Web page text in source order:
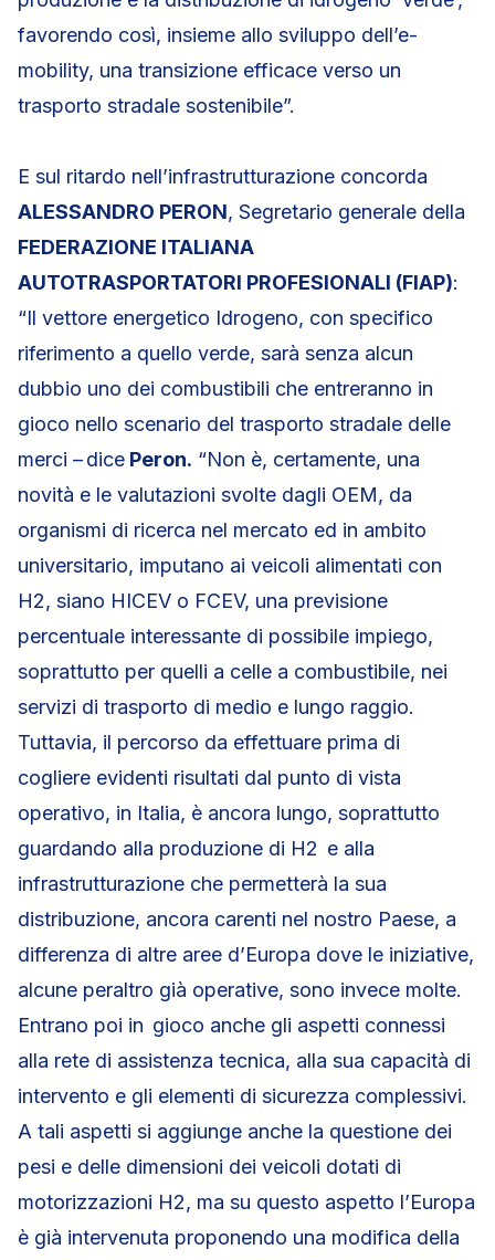
favorendo così, insieme allo sviluppo dell’e-
mobility, una transizione efficace verso un
trasporto stradale sostenibile”.
E sul ritardo nell’infrastrutturazione concorda
ALESSANDRO PERON, Segretario generale della
FEDERAZIONE ITALIANA
AUTOTRASPORTATORI PROFESIONALI (FIAP):
“Il vettore energetico Idrogeno, con specifico
riferimento a quello verde, sarà senza alcun
dubbio uno dei combustibili che entreranno in
gioco nello scenario del trasporto stradale delle
merci – dice Peron. “Non è, certamente, una
novità e le valutazioni svolte dagli OEM, da
organismi di ricerca nel mercato ed in ambito
universitario, imputano ai veicoli alimentati con
H2, siano HICEV o FCEV, una previsione
percentuale interessante di possibile impiego,
soprattutto per quelli a celle a combustibile, nei
servizi di trasporto di medio e lungo raggio.
Tuttavia, il percorso da effettuare prima di
cogliere evidenti risultati dal punto di vista
operativo, in Italia, è ancora lungo, soprattutto
guardando alla produzione di H2 e alla
infrastrutturazione che permetterà la sua
distribuzione, ancora carenti nel nostro Paese, a
differenza di altre aree d’Europa dove le iniziative,
alcune peraltro già operative, sono invece molte.
Entrano poi in gioco anche gli aspetti connessi
alla rete di assistenza tecnica, alla sua capacità di
intervento e gli elementi di sicurezza complessivi.
A tali aspetti si aggiunge anche la questione dei
pesi e delle dimensioni dei veicoli dotati di
motorizzazioni H2, ma su questo aspetto l’Europa
è già intervenuta proponendo una modifica della